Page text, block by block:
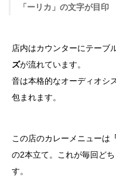
「ーリカ」の文字が目印
店内はカウンターにテーブ
ズが流れています。
音は本格的なオーディオシ
包まれます。
この店のカレーメニューは
の2本立て。これが毎回ど
す。